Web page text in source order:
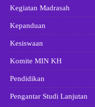
Kegiatan Madrasah
Kepanduan
Kesiswaan
Komite MIN KH
Pendidikan
Pengantar Studi Lanjutan